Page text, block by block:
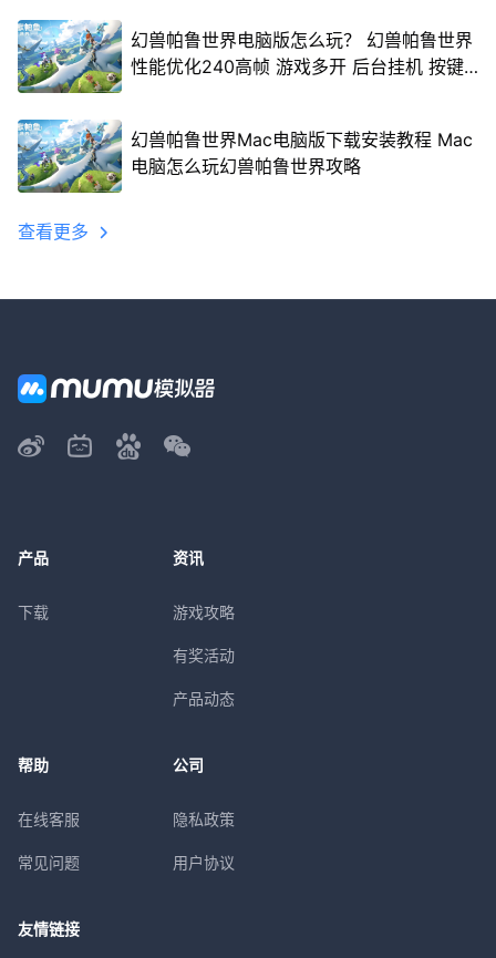
幻兽帕鲁世界电脑版怎么玩？ 幻兽帕鲁世界
性能优化240高帧 游戏多开 后台挂机 按键
幻兽帕鲁世界Mac电脑版下载安装教程 Mac
电脑怎么玩幻兽帕鲁世界攻略
查看更多
产品
下载
资讯
游戏攻略
有奖活动
产品动态
帮助
在线客服
常见问题
公司
隐私政策
用户协议
友情链接